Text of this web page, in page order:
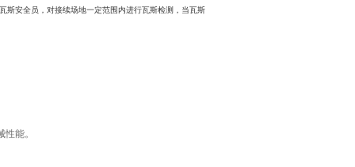
斯安全员，对接续场地一定范围内进行瓦斯检测，当瓦斯
能。